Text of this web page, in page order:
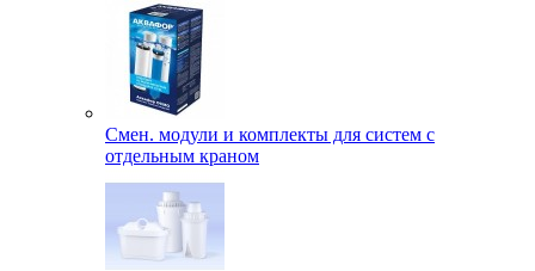
Смен. модули и комплекты для систем с
отдельным краном